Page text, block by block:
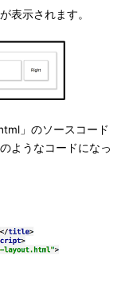
表示されます。
」のソースコード
ようなコードになっ